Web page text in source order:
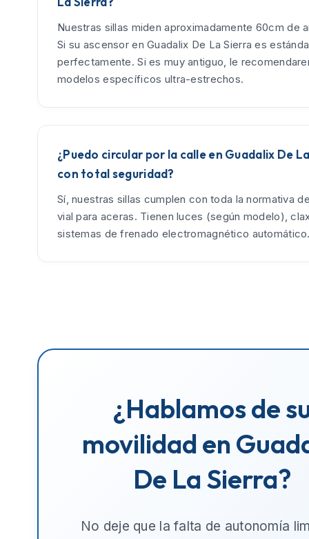
Nuestras sillas miden aproximadamente 60cm de
Si su ascensor en Guadalix De La Sierra es
perfectamente. Si es muy antiguo, le
modelos específicos ultra-estrechos.
¿Puedo circular por la calle en Guadalix De
con total seguridad?
Sí, nuestras sillas cumplen con toda la normativa
vial para aceras. Tienen luces (según modelo),
sistemas de frenado electromagnético
¿Hablamos de
movilidad en
De La Sierra?
No deje que la falta de autonomía